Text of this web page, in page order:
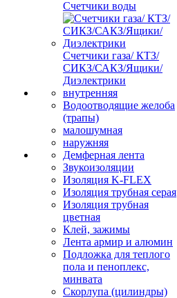
Счетчики воды
Счетчики газа/ КТЗ/
СИКЗ/САКЗ/Ящики/
Диэлектрики
внутренняя
Водоотводящие желоба
(трапы)
малошумная
наружняя
Демферная лента
Звукоизоляции
Изоляция K-FLEX
Изоляция трубная серая
Изоляция трубная
цветная
Клей, зажимы
Лента армир и алюмин
Подложка для теплого
пола и пеноплекс,
минвата
Скорлупа (цилиндры)